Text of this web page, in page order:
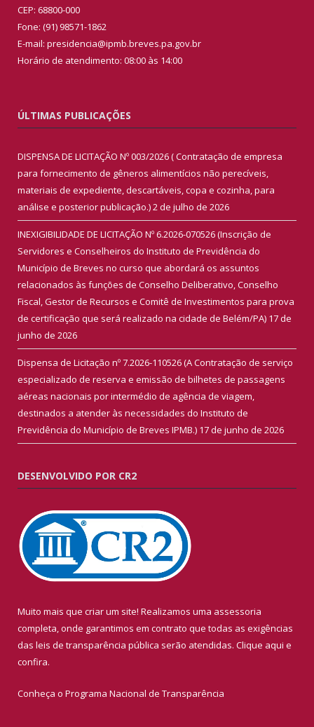
CEP: 68800-000
Fone: (91) 98571-1862
E-mail: presidencia@ipmb.breves.pa.gov.br
Horário de atendimento: 08:00 às 14:00
ÚLTIMAS PUBLICAÇÕES
DISPENSA DE LICITAÇÃO Nº 003/2026 ( Contratação de empresa
para fornecimento de gêneros alimentícios não perecíveis,
materiais de expediente, descartáveis, copa e cozinha, para
análise e posterior publicação.)2 de julho de 2026
INEXIGIBILIDADE DE LICITAÇÃO Nº 6.2026-070526 (Inscrição de
Servidores e Conselheiros do Instituto de Previdência do
Município de Breves no curso que abordará os assuntos
relacionados às funções de Conselho Deliberativo, Conselho
Fiscal, Gestor de Recursos e Comitê de Investimentos para prova
de certificação que será realizado na cidade de Belém/PA) 17 de
junho de 2026
Dispensa de Licitação nº 7.2026-110526 (A Contratação de serviço
especializado de reserva e emissão de bilhetes de passagens
aéreas nacionais por intermédio de agência de viagem,
destinados a atender às necessidades do Instituto de
Previdência do Município de Breves IPMB.) 17 de junho de 2026
DESENVOLVIDO POR CR2
Muito mais que criar um site! Realizamos uma assessoria
completa, onde garantimos em contrato que todas as exigências
das leis de transparência pública serão atendidas. Clique aqui e
confira.
Conheça o Programa Nacional de Transparência